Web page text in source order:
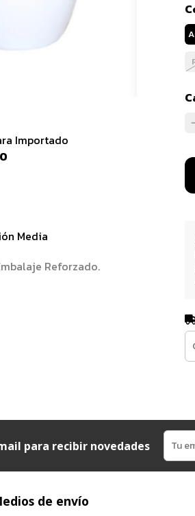
Importado
Media
Reforzado.
para recibir novedades
de envío